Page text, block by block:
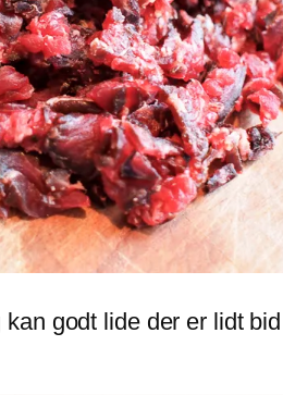
godt lide der er lidt